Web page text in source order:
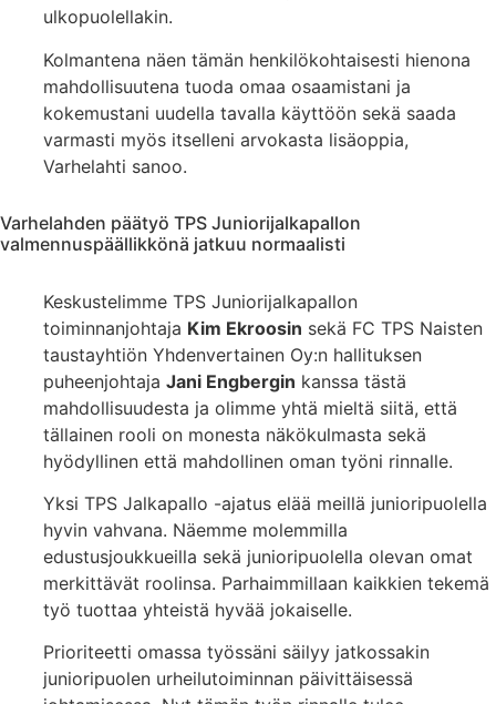
ulkopuolellakin.
Kolmantena näen tämän henkilökohtaisesti hienona
mahdollisuutena tuoda omaa osaamistani ja
kokemustani uudella tavalla käyttöön sekä saada
varmasti myös itselleni arvokasta lisäoppia,
Varhelahti sanoo.
Varhelahden päätyö TPS Juniorijalkapallon
valmennuspäällikkönä jatkuu normaalisti
Keskustelimme TPS Juniorijalkapallon
toiminnanjohtaja Kim Ekroosin sekä FC TPS Naisten
taustayhtiön Yhdenvertainen Oy:n hallituksen
puheenjohtaja Jani Engbergin kanssa tästä
mahdollisuudesta ja olimme yhtä mieltä siitä, että
tällainen rooli on monesta näkökulmasta sekä
hyödyllinen että mahdollinen oman työni rinnalle.
Yksi TPS Jalkapallo -ajatus elää meillä junioripuolella
hyvin vahvana. Näemme molemmilla
edustusjoukkueilla sekä junioripuolella olevan omat
merkittävät roolinsa. Parhaimmillaan kaikkien tekemä
työ tuottaa yhteistä hyvää jokaiselle.
Prioriteetti omassa työssäni säilyy jatkossakin
junioripuolen urheilutoiminnan päivittäisessä